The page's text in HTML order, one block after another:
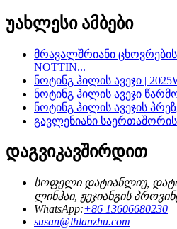
უახლესი ამბები
მრავალშრიანი
NOTTIN...
ნოტინგ ჰილის ავეჯი |
ნოტინგ ჰილის ავეჯი
ნოტინგ ჰილის ავეჯის
გავლენიანი
დაგვიკავშირდით
სოფელი დატიანლიუ,
ლინჰაი, ჟეჯიანგის
WhatsApp:+86 13606680230
susan@lhlanzhu.com